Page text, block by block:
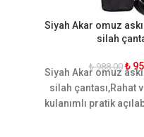
Siyah Akar omuz
silah
₺988,00 ₺
Siyah Akar omuz
silah çantası,Rahat
kulanımlı pratik